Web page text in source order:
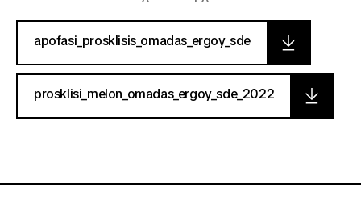
apofasi_prosklisis_omadas_ergoy_sde
prosklisi_melon_omadas_ergoy_sde_2022